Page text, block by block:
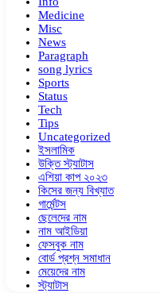
Medicine
Misc
News
Paragraph
song lyrics
Sports
Status
Tech
Tips
Uncategorized
ইসলামিক
উক্তি স্ট্যাটাস
এশিয়া কাপ ২০২৩
কিসের জন্য বিখ্যাত
গার্মেন্টস
ছেলেদের নাম
নাম আইডিয়া
ফেসবুক নাম
বোর্ড প্রশ্ন সমাধান
মেয়েদের নাম
স্ট্যাটাস